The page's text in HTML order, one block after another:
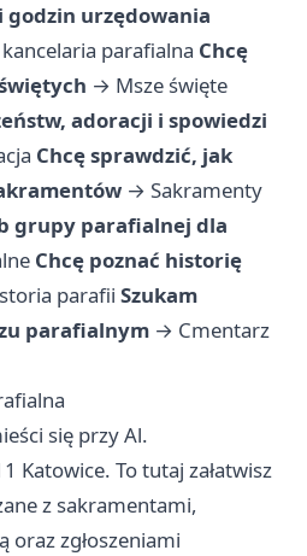
urzędowania
parafialna Chcę
→ Msze święte
adoracji i spowiedzi
Chcę sprawdzić, jak
→ Sakramenty
grupy parafialnej dla
Chcę poznać historię
parafii Szukam
parafialnym → Cmentarz
się przy Al.
Katowice. To tutaj załatwisz
z sakramentami,
oraz zgłoszeniami